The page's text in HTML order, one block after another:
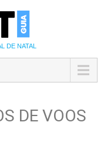
DE NATAL
DE VOOS